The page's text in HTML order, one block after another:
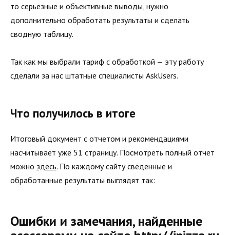
то серьезные и объективные выводы, нужно
дополнительно обработать результаты и сделать
сводную таблицу.
Так как мы выбрали тариф с обработкой — эту работу
сделали за нас штатные специалисты AskUsers.
Что получилось в итоге
Итоговый документ с отчетом и рекомендациями
насчитывает уже 51 страницу. Посмотреть полный отчет
можно здесь. По каждому сайту сведенные и
обработанные результаты выглядят так:
Ошибки и замечания, найденные